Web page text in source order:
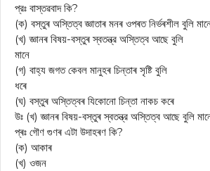
প্রঃ বাস্তৱবাদ কি?
(ক) বস্তুৰ অস্তিত্ব জ্ঞাতাৰ মনৰ ওপৰত নিৰ্ভৰশীল বুলি
(খ) জ্ঞানৰ বিষয়-বস্তুৰ স্বতন্ত্র অস্তিত্ব আছে বুলি
মানে
(গ) বাহ্য জগত কেবল মানুহৰ চিন্তাৰ সৃষ্টি বুলি
ধৰে
(ঘ) বস্তুৰ অস্তিত্বৰ যিকোনো চিন্তা নাকচ কৰে
উঃ (খ) জ্ঞানৰ বিষয়-বস্তুৰ স্বতন্ত্র অস্তিত্ব আছে বুলি
প্ৰঃ গৌণ গুণৰ এটা উদাহৰণ কি?
(ক) আকাৰ
(খ) ওজন